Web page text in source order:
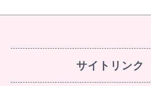
サイトリンク